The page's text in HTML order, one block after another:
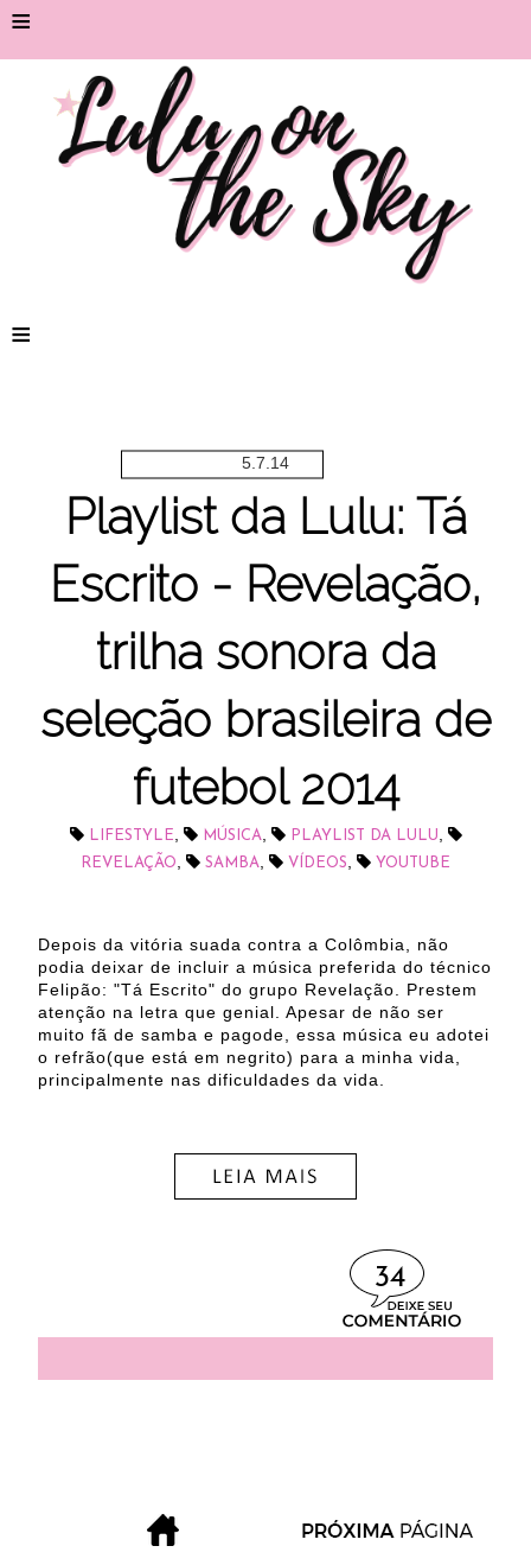
≡
≡
5.7.14
Playlist da Lulu: Tá
Escrito - Revelação,
trilha sonora da
seleção brasileira de
futebol 2014
LIFESTYLE, MÚSICA, PLAYLIST DA LULU,
REVELAÇÃO, SAMBA, VÍDEOS, YOUTUBE
Depois da vitória suada contra a Colômbia, não
podia deixar de incluir a música preferida do técnico
Felipão: "Tá Escrito" do grupo Revelação. Prestem
atenção na letra que genial. Apesar de não ser
muito fã de samba e pagode, essa música eu adotei
o refrão(que está em negrito) para a minha vida,
principalmente nas dificuldades da vida.
34